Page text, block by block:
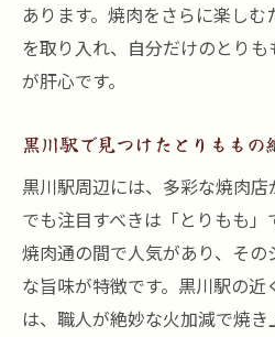
あります。焼肉をさらに楽し
を取り入れ、自分だけのとり
が肝心です。
黒川駅で見つけたとりももの
黒川駅周辺には、多彩な焼肉
でも注目すべきは「とりもも
焼肉通の間で人気があり、そ
な旨味が特徴です。黒川駅の
は、職人が絶妙な火加減で焼